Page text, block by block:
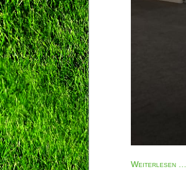
Weiterlesen …